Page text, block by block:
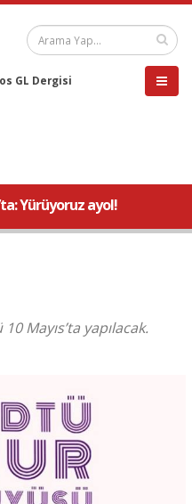
GL Dergisi
Yürüyoruz ayol!
Mayıs’ta yapılacak.